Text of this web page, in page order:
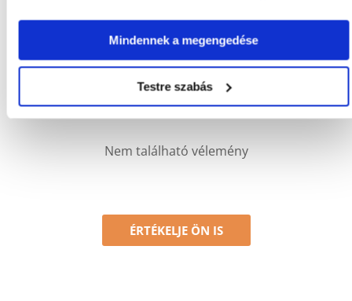
Mindennek a megengedése
Testre szabás
az összes értékelés átlaga. A felülvizsgálat moderálása után
Nem található vélemény
ÉRTÉKELJE ÖN IS